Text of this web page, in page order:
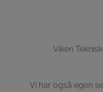
Viken
Vi har også egen